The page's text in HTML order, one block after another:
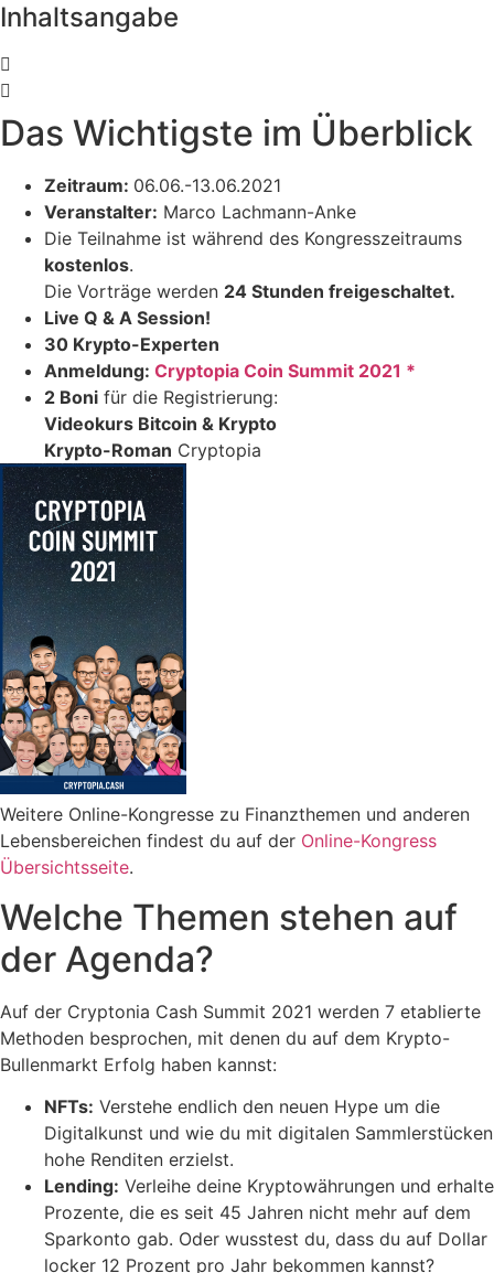
Inhaltsangabe
Das Wichtigste im Überblick
Zeitraum: 06.06.-13.06.2021
Veranstalter: Marco Lachmann-Anke
Die Teilnahme ist während des Kongresszeitraums
kostenlos.
Die Vorträge werden 24 Stunden freigeschaltet.
Live Q & A Session!
30 Krypto-Experten
Anmeldung: Cryptopia Coin Summit 2021 *
2 Boni für die Registrierung:
Videokurs Bitcoin & Krypto
Krypto-Roman Cryptopia
Weitere Online-Kongresse zu Finanzthemen und anderen
Lebensbereichen findest du auf der Online-Kongress
Übersichtsseite.
Welche Themen stehen auf
der Agenda?
Auf der Cryptonia Cash Summit 2021 werden 7 etablierte
Methoden besprochen, mit denen du auf dem Krypto-
Bullenmarkt Erfolg haben kannst:
NFTs: Verstehe endlich den neuen Hype um die
Digitalkunst und wie du mit digitalen Sammlerstücken
hohe Renditen erzielst.
Lending: Verleihe deine Kryptowährungen und erhalte
Prozente, die es seit 45 Jahren nicht mehr auf dem
Sparkonto gab. Oder wusstest du, dass du auf Dollar
locker 12 Prozent pro Jahr bekommen kannst?